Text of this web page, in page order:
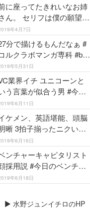
に座ってたきれいなお姉
ん。 セリフは僕の願望。
きれいなお姉さんは好き
か #コルクラボマンガ
科
年4月7日
分で描けるもんだなぁ #
ルクラボマンガ専科 #bob
ross #勝手に修行
年5月31日
業界イチ ユニコーンと
う言葉が似合う男 #今日
ベンチャーキャピタリス
ト #YJC #コルクラボマン
専科 #似顔絵
年6月11日
ケメン、英語堪能、頭脳
晰 3拍子揃ったニクいヤ
ベンチャーキャ
ピタリスト #イケメン #似
コルクラボマンガ専
年6月16日
ンチャーキャピタリスト
用説 #今日のベンチャ
キャピタリスト #YJC #
メン #コルクラボマン
ガ専科
年6月18日
▶ 水野ジュンイチロのHP